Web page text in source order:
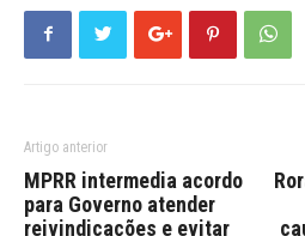
Artigo anterior
MPRR intermedia acordo
para Governo atender
reivindicações e evitar